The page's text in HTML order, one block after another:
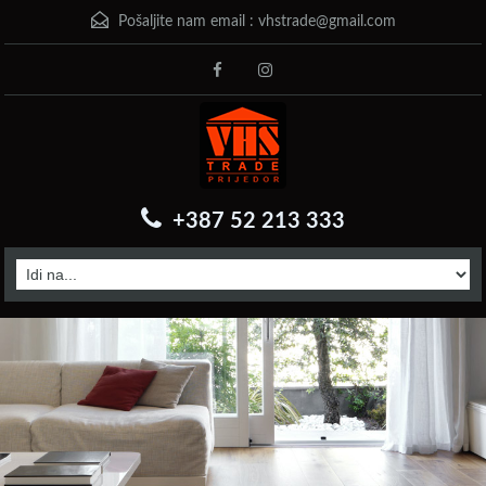
Pošaljite nam email : vhstrade@gmail.com
+387 52 213 333